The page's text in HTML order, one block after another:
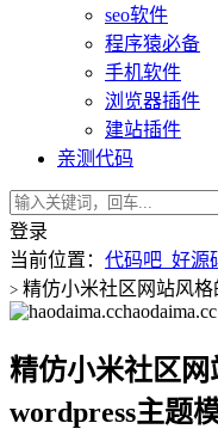
seo软件
程序猿必备
手机软件
浏览器插件
建站插件
亲测代码
登录
当前位置： 代码吧_好源
> 精仿小米社区网站风格
haodaima.cc
精仿小米社区
wordpress主题